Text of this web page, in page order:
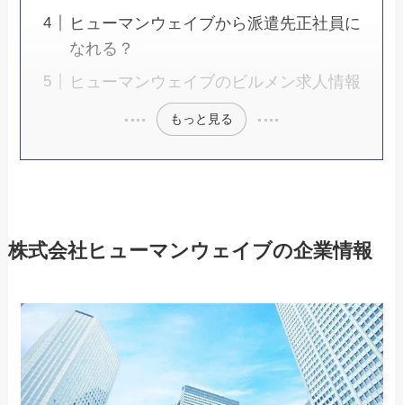
ヒューマンウェイブから派遣先正社員に
なれる？
ヒューマンウェイブのビルメン求人情報
もっと見る
株式会社ヒューマンウェイブの企業情報